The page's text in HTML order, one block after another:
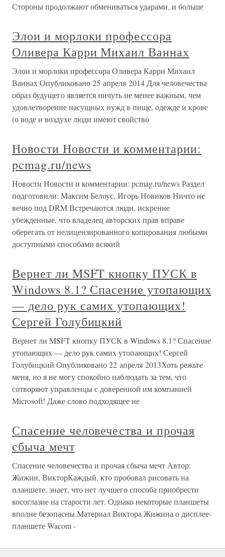
Стороны продолжают обмениваться ударами, и больше
Элои и морлоки профессора
Оливера Карри Михаил Ваннах
Элои и морлоки профессора Оливера Карри Михаил
Ваннах Опубликовано 25 апреля 2014 Для человечества
образ будущего является ничуть не менее важным, чем
удовлетворение насущных нужд в пище, одежде и крове
(о воде и воздухе люди имеют свойство
Новости Новости и комментарии:
pcmag.ru/news
Новости Новости и комментарии: pcmag.ru/news Раздел
подготовили: Максим Белоус, Игорь Новиков Ничто не
вечно под DRM Встречаются люди, искренне
убежденные, что владелец авторских прав вправе
оберегать от нелицензированного копирования любыми
доступными способами всякий
Вернет ли MSFT кнопку ПУСК в
Windows 8.1? Спасение утопающих
— дело рук самих утопающих!
Сергей Голубицкий
Вернет ли MSFT кнопку ПУСК в Windows 8.1? Спасение
утопающих — дело рук самих утопающих! Сергей
Голубицкий Опубликовано 22 апреля 2013Хоть режьте
меня, но я не могу спокойно наблюдать за тем, что
сотворяют управленцы с доверенной им компанией
Microsoft! Даже слово подходящее не
Спасение человечества и прочая
сбыча мечт
Спасение человечества и прочая сбыча мечт Автор:
Жижин, ВикторКаждый, кто пробовал рисовать на
планшете, знает, что нет лучшего способа приобрести
косоглазие на старости лет. Однако некоторые планшеты
вполне безопасны.Материал Виктора Жижина о дисплее-
планшете Wacom -